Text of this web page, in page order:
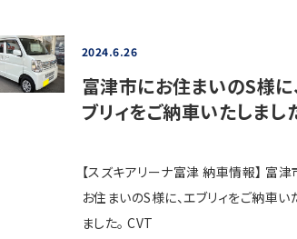
2024.6.26
富津市にお住まいのS様に
ブリィをご納車いたしまし
【スズキアリーナ富津 納車情報】 富津
お住まいのS様に、エブリィをご納車い
ました。 CVT